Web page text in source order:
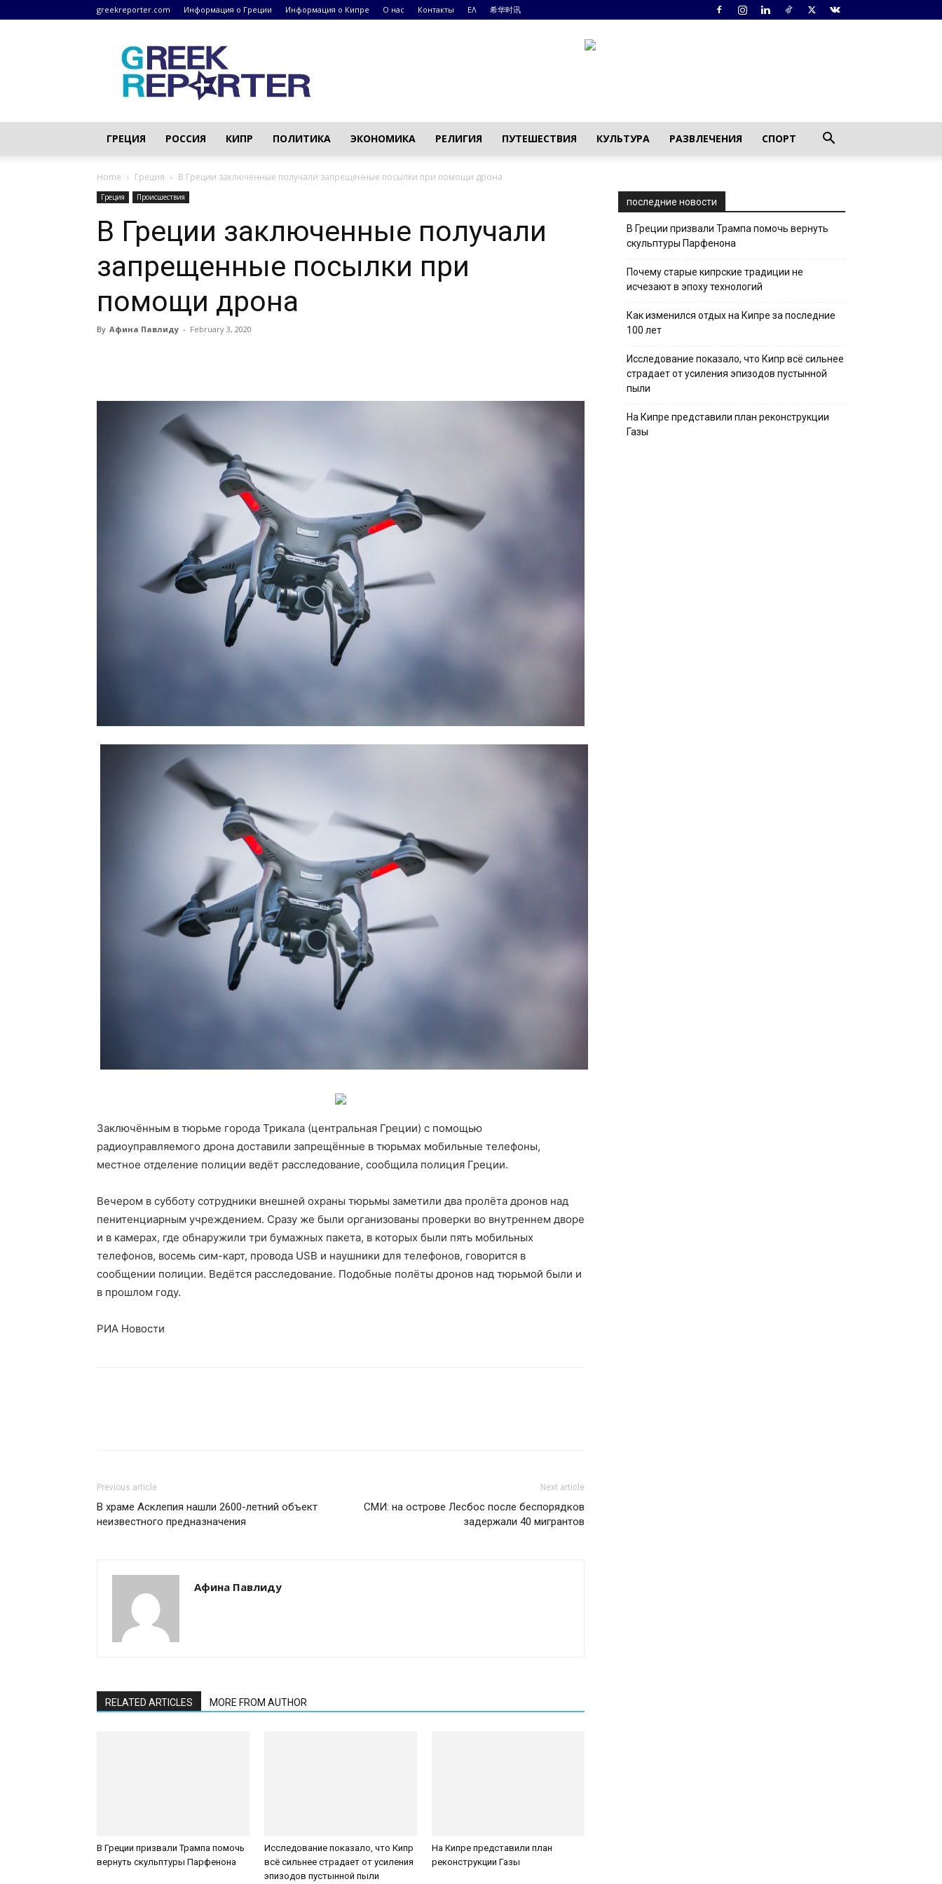
greekreporter.com Информация о Греции Информация о Кипре О нас Контакты ΕΛ 希华时讯
Греческие
новости
–
greekreporter.com
ГРЕЦИЯ РОССИЯ КИПР ПОЛИТИКА ЭКОНОМИКА РЕЛИГИЯ ПУТЕШЕСТВИЯ КУЛЬТУРА РАЗВЛЕЧЕНИЯ СПОРТ
Home Греция В Греции заключенные получали запрещенные посылки при помощи дрона
Греция Происшествия
В Греции заключенные получали
запрещенные посылки при
помощи дрона
By Афина Павлиду - February 3, 2020
Заключённым в тюрьме города Трикала (центральная Греции) с помощью
радиоуправляемого дрона доставили запрещённые в тюрьмах мобильные телефоны,
местное отделение полиции ведёт расследование, сообщила полиция Греции.
Вечером в субботу сотрудники внешней охраны тюрьмы заметили два пролёта дронов над
пенитенциарным учреждением. Сразу же были организованы проверки во внутреннем дворе
и в камерах, где обнаружили три бумажных пакета, в которых были пять мобильных
телефонов, восемь сим-карт, провода USB и наушники для телефонов, говорится в
сообщении полиции. Ведётся расследование. Подобные полёты дронов над тюрьмой были и
в прошлом году.
РИА Новости
Previous article
В храме Асклепия нашли 2600-летний объект
неизвестного предназначения
Next article
СМИ: на острове Лесбос после беспорядков
задержали 40 мигрантов
Афина Павлиду
RELATED ARTICLES MORE FROM AUTHOR
В Греции призвали Трампа помочь
вернуть скульптуры Парфенона
Исследование показало, что Кипр
всё сильнее страдает от усиления
эпизодов пустынной пыли
На Кипре представили план
реконструкции Газы
последние новости
В Греции призвали Трампа помочь вернуть
скульптуры Парфенона
Почему старые кипрские традиции не
исчезают в эпоху технологий
Как изменился отдых на Кипре за последние
100 лет
Исследование показало, что Кипр всё сильнее
страдает от усиления эпизодов пустынной
пыли
На Кипре представили план реконструкции
Газы